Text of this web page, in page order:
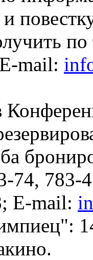
mail:
74, 783-
E-mail: